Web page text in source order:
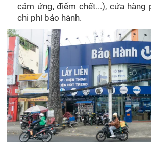
cảm ứng, điểm chết...), cửa hàng
chi phí bảo hành.